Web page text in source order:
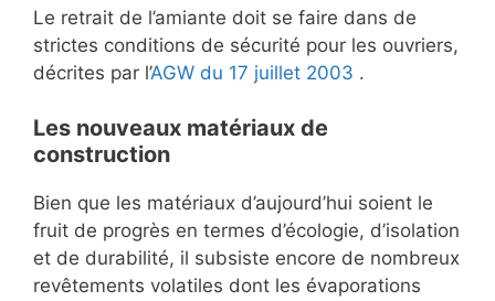
Le retrait de l’amiante doit se faire dans de
strictes conditions de sécurité pour les ouvriers,
décrites par l’AGW du 17 juillet 2003 .
Les nouveaux matériaux de
construction
Bien que les matériaux d’aujourd’hui soient le
fruit de progrès en termes d’écologie, d’isolation
et de durabilité, il subsiste encore de nombreux
revêtements volatiles dont les évaporations